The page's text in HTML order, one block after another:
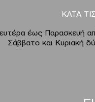
ΚΑΤΑ
έως Παρασκευή
Σάββατο και Κυριακή